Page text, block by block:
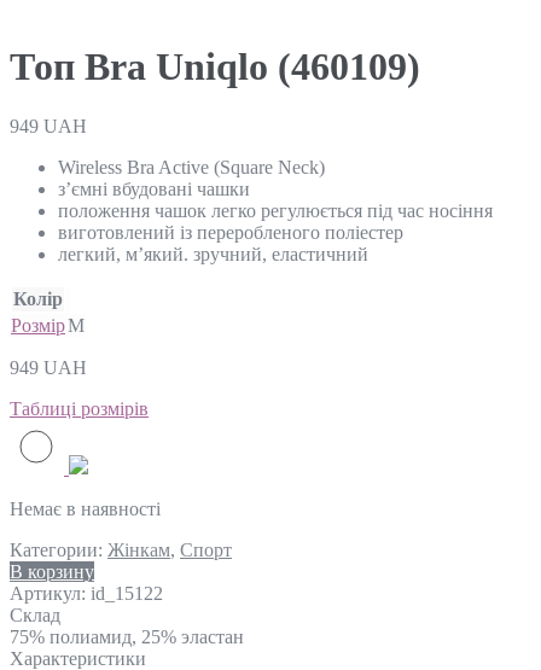
Топ Bra Uniqlo (460109)
949 UAH
Wireless Bra Active (Square Neck)
з’ємні вбудовані чашки
положення чашок легко регулюється під час носіння
виготовлений із переробленого поліестер
легкий, м’який. зручний, еластичний
Колір
РозмірM
949 UAH
Таблиці розмірів
Немає в наявності
Категории: Жінкам, Спорт
В корзину
Артикул: id_15122
Склад
75% полиамид, 25% эластан
Характеристики